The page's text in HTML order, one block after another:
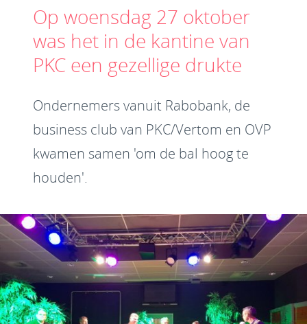
Op woensdag 27 oktober
was het in de kantine van
PKC een gezellige drukte
Ondernemers vanuit Rabobank, de
business club van PKC/Vertom en OVP
kwamen samen 'om de bal hoog te
houden'.